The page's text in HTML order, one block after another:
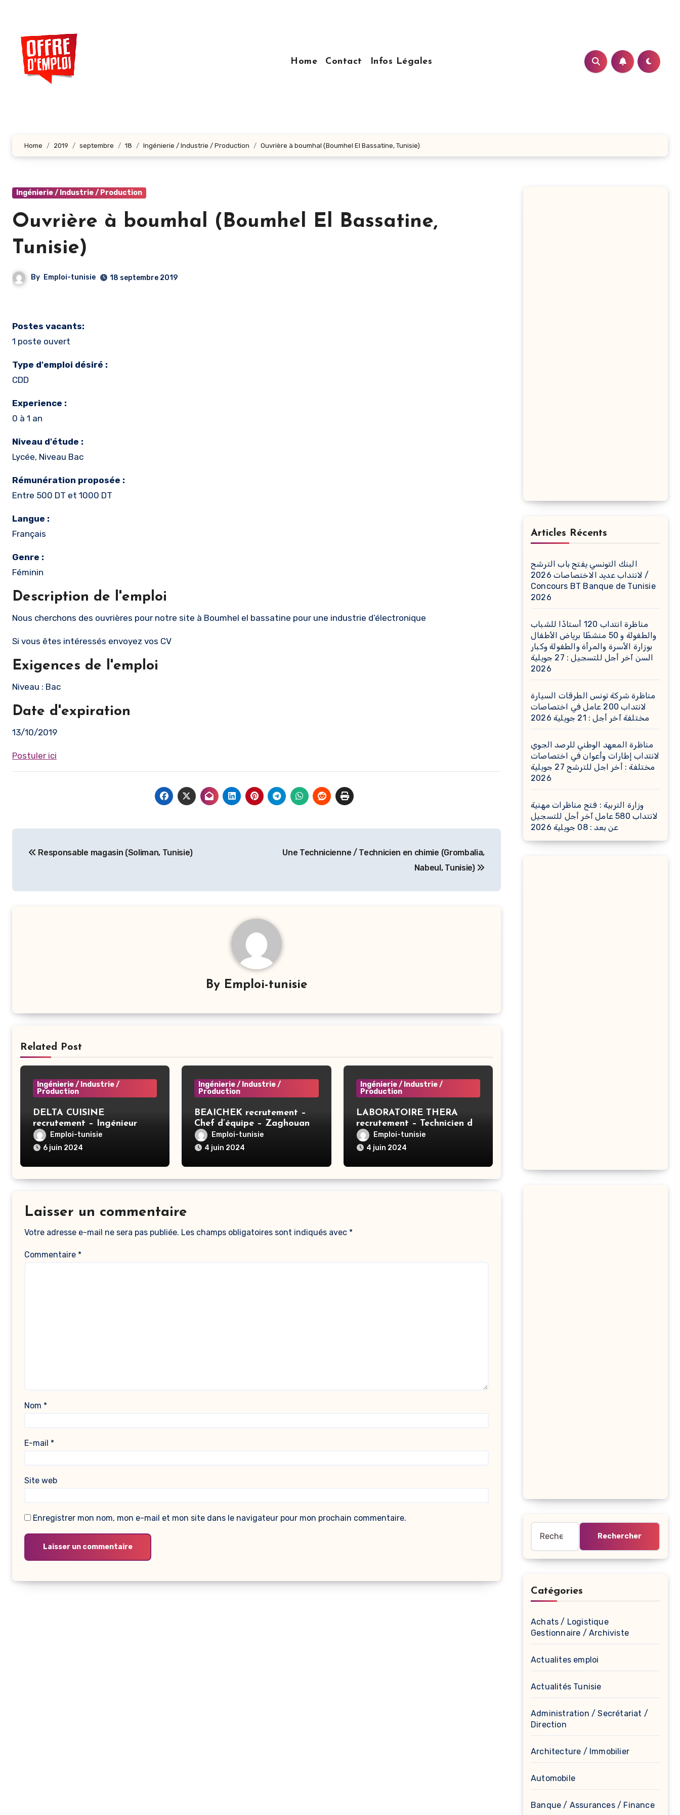
contenu
principal
Home
Contact Infos Légales
Home 2019 septembre 18 Ingénierie / Industrie / Production Ouvrière à boumhal (Boumhel El Bassatine, Tunisie)
Ingénierie / Industrie / Production
Ouvrière à boumhal (Boumhel El Bassatine,
Tunisie)
By Emploi-tunisie 18 septembre 2019
Postes vacants:
1 poste ouvert
Type d'emploi désiré :
CDD
Experience :
0 à 1 an
Niveau d'étude :
Lycée, Niveau Bac
Rémunération proposée :
Entre 500 DT et 1000 DT
Langue :
Français
Genre :
Féminin
Description de l'emploi
Nous cherchons des ouvrières pour notre site à Boumhel el bassatine pour une industrie d’électronique
Si vous êtes intéressés envoyez vos CV
Exigences de l'emploi
Niveau : Bac
Date d'expiration
13/10/2019
Postuler ici
de
Responsable magasin (Soliman, Tunisie)
Une Technicienne / Technicien en chimie (Grombalia,
Nabeul, Tunisie)
By Emploi-tunisie
Related Post
Ingénierie / Industrie /
Production
DELTA CUISINE
recrutement – Ingénieur
informatique – Ben Arous
Emploi-tunisie
6 juin 2024
Ingénierie / Industrie /
Production
BEAICHEK recrutement –
Chef d’équipe – Zaghouan
Emploi-tunisie
4 juin 2024
Ingénierie / Industrie /
Production
LABORATOIRE THERA
recrutement – Technicien de
compression – Tunis
Emploi-tunisie
4 juin 2024
Laisser un commentaire
Votre adresse e-mail ne sera pas publiée. Les champs obligatoires sont indiqués avec *
Commentaire *
Nom *
E-mail *
Site web
Enregistrer mon nom, mon e-mail et mon site dans le navigateur pour mon prochain commentaire.
Articles Récents
البنك التونسي يفتح باب الترشح
لانتداب عديد الاختصاصات 2026 /
Concours BT Banque de Tunisie
2026
مناظرة انتداب 120 أستاذًا للشباب
والطفولة و 50 منشطًا برياض الأطفال
بوزارة الأسرة والمرأة والطفولة وكبار
السن آخر أجل للتسجيل : 27 جويلية
2026
مناظرة شركة تونس الطرقات السيارة
لانتداب 200 عامل في اختصاصات
مختلفة آخر أجل : 21 جويلية 2026
مناظرة المعهد الوطني للرصد الجوي
لانتداب إطارات وأعوان في اختصاصات
مختلفة : أخر اجل للترشح 27 جويلية
2026
وزارة التربية : فتح مناظرات مهنية
لانتداب 580 عامل آخر أجل للتسجيل
عن بعد : 08 جويلية 2026
Catégories
Achats / Logistique
Gestionnaire / Archiviste
Actualites emploi
Actualités Tunisie
Administration / Secrétariat /
Direction
Architecture / Immobilier
Automobile
Banque / Assurances / Finance